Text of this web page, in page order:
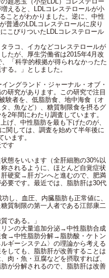
えると、LDLコレステロールが小
ことがわかりました。逆に、中性
普通のLDLコレステロールに戻り
こびりついたLDLコレステロール
ラコ、イカなどコレステロールが
たが、厚生労働省は2015年4月改
「科学的根拠が得られなかったた
る。」としました。
ングランド・ジャーナル・オブ・
研究があります。この研究で注目
験者を、低脂肪食、地中海食（オ
、魚など）、糖質制限食を摂るグ
2年間にわたり調査しています。
げ、中性脂肪を最も下げたのが、
関しては、調査を始めて半年後に
ます。
す
態をいいます（全肝細胞の30%以
されるように、ほとんど自覚症状
硬変→肝ガンへと進むので、肥満
要です。最近では、脂肪肝は30代
し、血圧、内臓脂肪も正常値に、
質制限の第一人者である江部康二
である。」
ンの大量追加分泌→中性脂肪合成
→中性脂肪分解→脂肪酸・ケトン
ギーシステム〉の理論から考える
しても、脂肪肝が改善することは
肉・魚・豆腐などを摂取すれば、
が分解されるので、脂肪肝は改善